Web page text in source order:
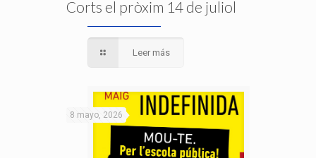
Corts el pròxim 14 de juliol
Leer más
8 mayo, 2026